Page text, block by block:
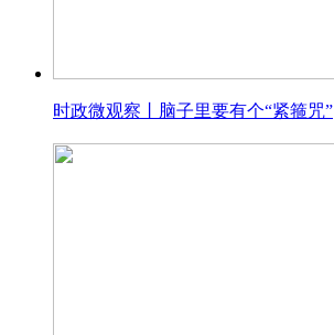
时政微观察丨脑子里要有个“紧箍咒”